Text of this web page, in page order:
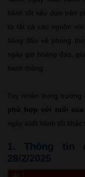
hành tốt xấu dựa trên
từ tất cả các nguồn
hàng đầu về phong
ngày giờ hoàng đạo,
hanh thông.
Tuy nhiên trong trường
phù hợp với tuổi của
ngày xuất hành tốt khác
1. Thông tin
28/2/2025